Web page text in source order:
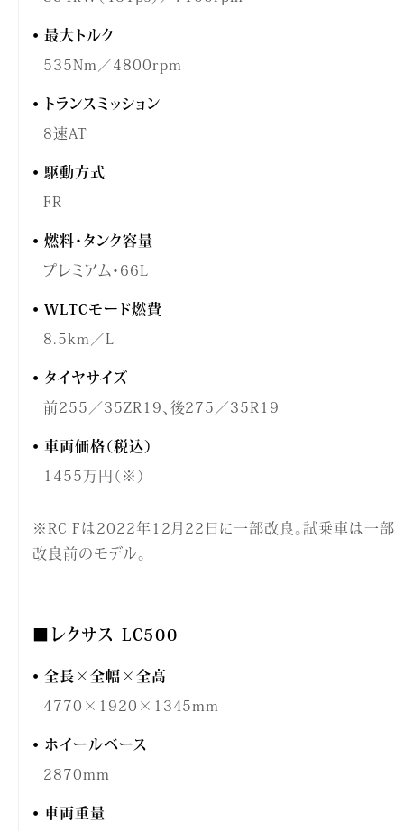
最大トルク
535Nm／4800rpm
トランスミッション
8速AT
駆動方式
FR
燃料・タンク容量
プレミアム・66L
WLTCモード燃費
8.5km／L
タイヤサイズ
前255／35ZR19、後275／35R19
車両価格（税込）
1455万円（※）
※RC Fは2022年12月22日に一部改良。試乗車は一部
改良前のモデル。
■レクサス LC500
全長×全幅×全高
4770×1920×1345mm
ホイールベース
2870mm
車両重量